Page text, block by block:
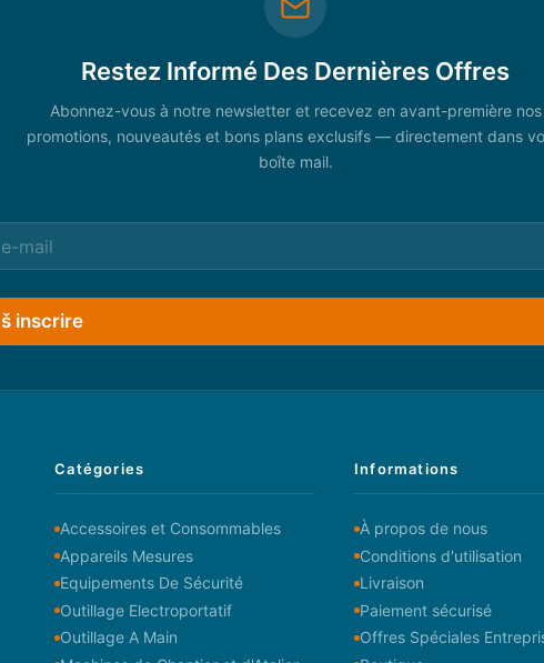
Restez Informé Des Dernières Offres
Abonnez-vous à notre newsletter et recevez en avant-première nos
promotions, nouveautés et bons plans exclusifs — directement dans
boîte mail.
š inscrire
Catégories
Accessoires et Consommables
Appareils Mesures
Equipements De Sécurité
Outillage Electroportatif
Outillage A Main
Informations
À propos de nous
Conditions d'utilisation
Livraison
Paiement sécurisé
Offres Spéciales